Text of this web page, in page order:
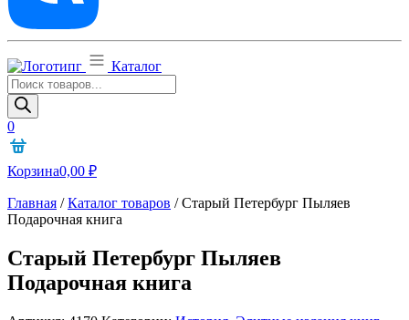
Каталог
Поиск
товаров
0
Корзина0,00 ₽
Главная /Каталог товаров /Старый Петербург Пыляев
Подарочная книга
Старый Петербург Пыляев
Подарочная книга